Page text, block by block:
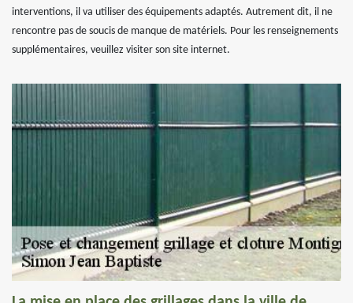
interventions, il va utiliser des équipements adaptés. Autrement dit, il ne
rencontre pas de soucis de manque de matériels. Pour les renseignements
supplémentaires, veuillez visiter son site internet.